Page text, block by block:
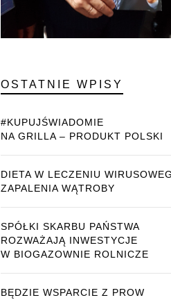
OSTATNIE WPISY
#KUPUJŚWIADOMIE
NA GRILLA – PRODUKT POLSKI
DIETA W LECZENIU
ZAPALENIA WĄTROBY
SPÓŁKI SKARBU PAŃSTWA
ROZWAŻAJĄ INWESTYCJE
W BIOGAZOWNIE ROLNICZE
BĘDZIE WSPARCIE Z PROW